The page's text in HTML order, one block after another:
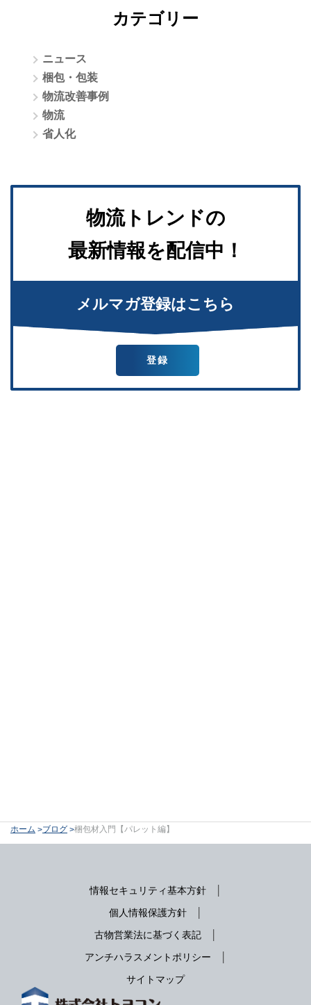
カテゴリー
ニュース
梱包・包装
物流改善事例
物流
省人化
物流トレンドの
最新情報を配信中！
メルマガ登録はこちら
登録
ホーム ブログ 梱包材入門【パレット編】
情報セキュリティ基本方針
個人情報保護方針
古物営業法に基づく表記
アンチハラスメントポリシー
サイトマップ